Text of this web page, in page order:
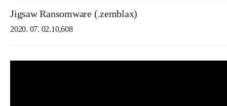
Jigsaw Ransomware (.zemblax)
2020. 07. 02.10,608